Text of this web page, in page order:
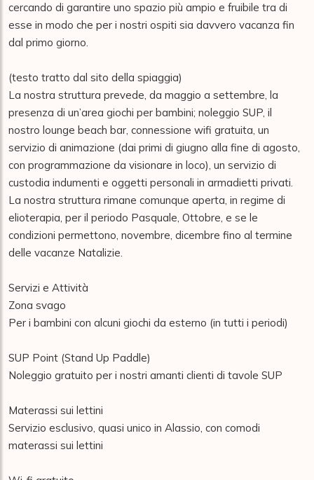
cercando di garantire uno spazio più ampio e fruibile tra di
esse in modo che per i nostri ospiti sia davvero vacanza fin
dal primo giorno.
(testo tratto dal sito della spiaggia)
La nostra struttura prevede, da maggio a settembre, la
presenza di un’area giochi per bambini; noleggio SUP, il
nostro lounge beach bar, connessione wifi gratuita, un
servizio di animazione (dai primi di giugno alla fine di agosto,
con programmazione da visionare in loco), un servizio di
custodia indumenti e oggetti personali in armadietti privati.
La nostra struttura rimane comunque aperta, in regime di
elioterapia, per il periodo Pasquale, Ottobre, e se le
condizioni permettono, novembre, dicembre fino al termine
delle vacanze Natalizie.
Servizi e Attività
Zona svago
Per i bambini con alcuni giochi da esterno (in tutti i periodi)
SUP Point (Stand Up Paddle)
Noleggio gratuito per i nostri amanti clienti di tavole SUP
Materassi sui lettini
Servizio esclusivo, quasi unico in Alassio, con comodi
materassi sui lettini